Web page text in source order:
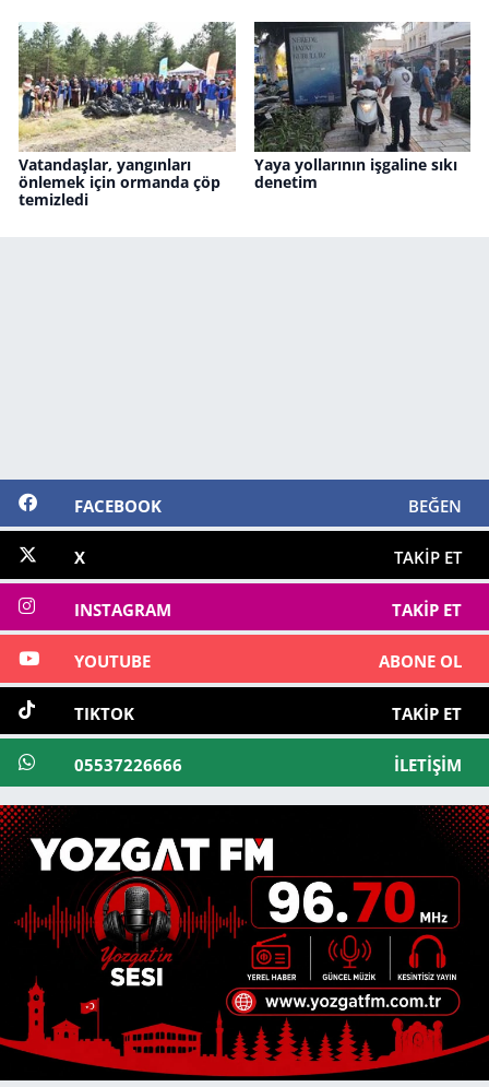
Vatandaşlar, yangınları
önlemek için ormanda çöp
temizledi
Yaya yollarının işgaline sıkı
denetim
FACEBOOK BEĞEN
X TAKIP ET
INSTAGRAM TAKIP ET
YOUTUBE ABONE OL
TIKTOK TAKIP ET
05537226666 İLETIŞIM